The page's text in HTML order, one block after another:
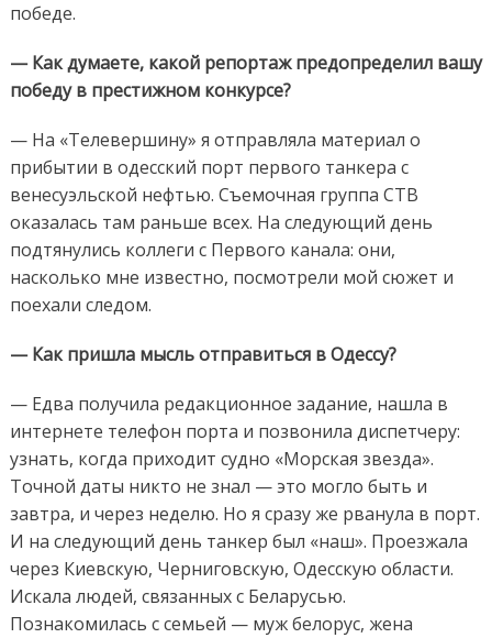
победе.
— Как думаете, какой репортаж предопределил вашу
победу в престижном конкурсе?
— На «Телевершину» я отправляла материал о
прибытии в одесский порт первого танкера с
венесуэльской нефтью. Съемочная группа СТВ
оказалась там раньше всех. На следующий день
подтянулись коллеги с Первого канала: они,
насколько мне известно, посмотрели мой сюжет и
поехали следом.
— Как пришла мысль отправиться в Одессу?
— Едва получила редакционное задание, нашла в
интернете телефон порта и позвонила диспетчеру:
узнать, когда приходит судно «Морская звезда».
Точной даты никто не знал — это могло быть и
завтра, и через неделю. Но я сразу же рванула в порт.
И на следующий день танкер был «наш». Проезжала
через Киевскую, Черниговскую, Одесскую области.
Искала людей, связанных с Беларусью.
Познакомилась с семьей — муж белорус, жена